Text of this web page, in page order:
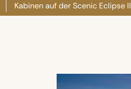
Kabinen auf der Scenic Eclipse II